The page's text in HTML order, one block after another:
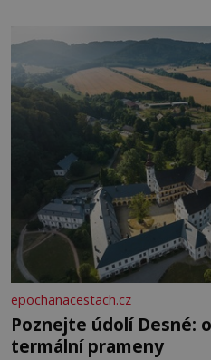
epochanacestach.cz
Poznejte údolí Desné:
termální prameny